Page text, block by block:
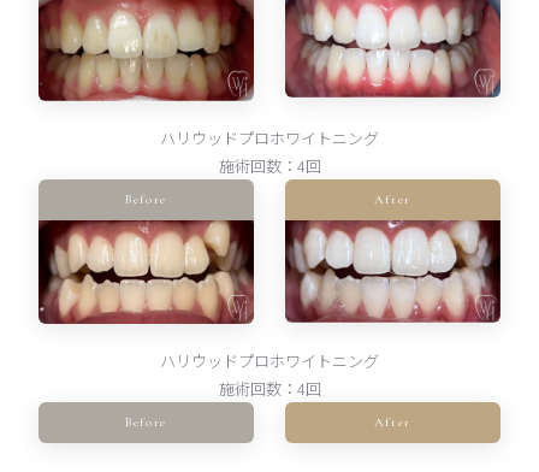
ハリウッドプロホワイトニング
施術回数：4回
Before After
ハリウッドプロホワイトニング
施術回数：4回
Before After